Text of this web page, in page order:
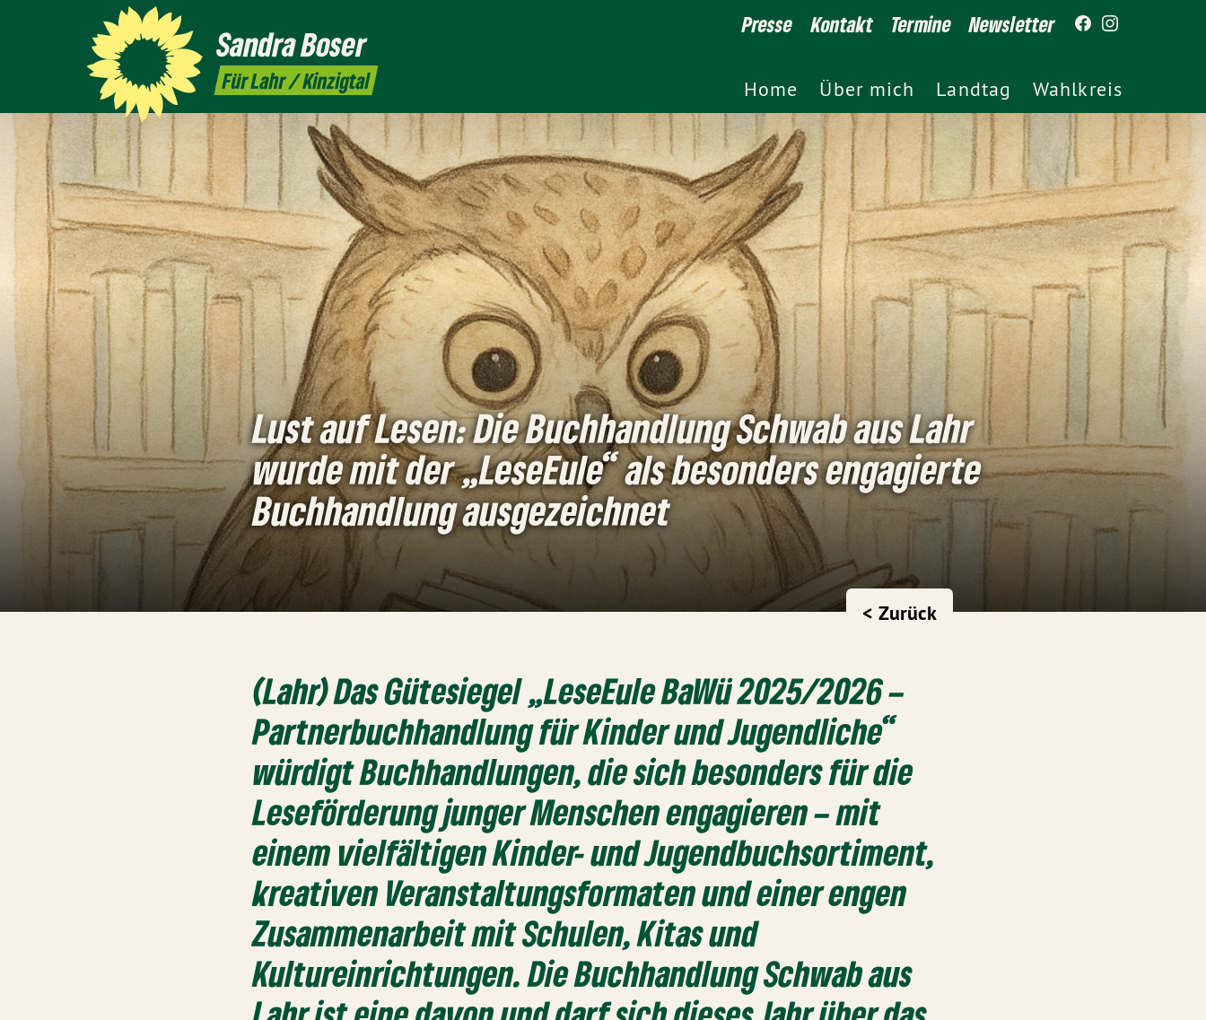
SandraBoser
Für Lahr / Kinzigtal
Presse Kontakt Termine Newsletter
Home Über mich Landtag Wahlkreis
Lust auf Lesen: Die Buchhandlung Schwab aus Lahr
wurde mit der „LeseEule“ als besonders engagierte
Buchhandlung ausgezeichnet
< Zurück
(Lahr) Das Gütesiegel „LeseEule BaWü 2025/2026 –
Partnerbuchhandlung für Kinder und Jugendliche“
würdigt Buchhandlungen, die sich besonders für die
Leseförderung junger Menschen engagieren – mit
einem vielfältigen Kinder- und Jugendbuchsortiment,
kreativen Veranstaltungsformaten und einer engen
Zusammenarbeit mit Schulen, Kitas und
Kultureinrichtungen. Die Buchhandlung Schwab aus